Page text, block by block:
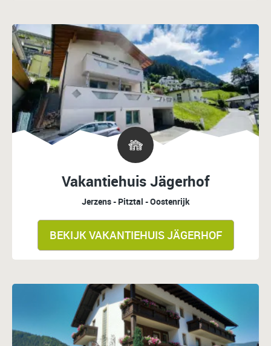
Vakantiehuis Jägerhof
Jerzens - Pitztal - Oostenrijk
BEKIJK VAKANTIEHUIS JÄGERHOF